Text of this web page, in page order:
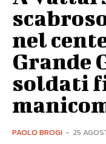
nel
Grande
soldati
PAOLO BROGI - 25